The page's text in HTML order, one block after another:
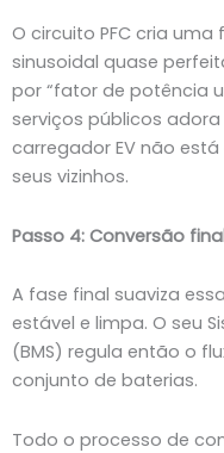
O circuito PFC cria
sinusoidal quase
por “fator de potência
serviços públicos
carregador EV não
seus vizinhos.
Passo 4: Conversão
A fase final suaviza
estável e limpa. O seu
(BMS) regula então o
conjunto de baterias.
Todo o processo de